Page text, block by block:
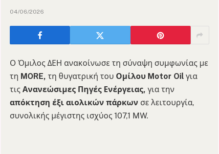
04/06/2026
Ο Όμιλος ΔΕΗ ανακοίνωσε τη σύναψη συμφωνίας με
τη MORE, τη θυγατρική του Ομίλου Motor Oil για
τις Ανανεώσιμες Πηγές Ενέργειας, για την
απόκτηση έξι αιολικών πάρκων σε λειτουργία,
συνολικής μέγιστης ισχύος 107,1 MW.